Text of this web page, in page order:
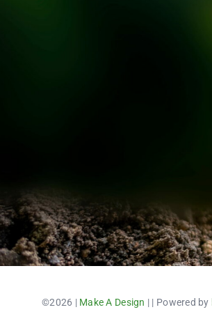
©2026 | Make A Design | | Powered by